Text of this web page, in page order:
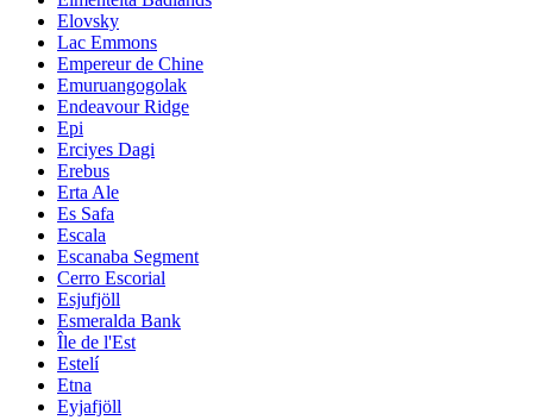
Elovsky
Lac Emmons
Empereur de Chine
Emuruangogolak
Endeavour Ridge
Epi
Erciyes Dagi
Erebus
Erta Ale
Es Safa
Escala
Escanaba Segment
Cerro Escorial
Esjufjöll
Esmeralda Bank
Île de l'Est
Estelí
Etna
Eyjafjöll